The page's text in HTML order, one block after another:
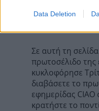
Data Deletion
Τα σχόλια
Σε αυτή τη
πρωτοσέλιδο της
κυκλοφόρησε
διαβάσετε το
εφημερίδας
κρατήστε το